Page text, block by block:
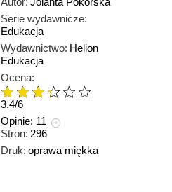
Serie wydawnicze:
Edukacja
Wydawnictwo: Helion
Edukacja
Ocena:
3.4/6
Opinie: 11
Stron: 296
Druk: oprawa miękka